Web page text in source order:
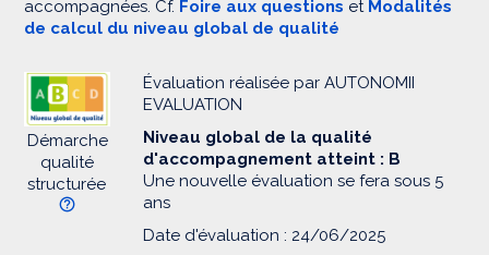
accompagnées. Cf. Foire aux questions et Modalités
de calcul du niveau global de qualité
Démarche
qualité
structurée
Évaluation réalisée par AUTONOMII
EVALUATION
Niveau global de la qualité
d'accompagnement atteint : B
Une nouvelle évaluation se fera sous 5
ans
Date d'évaluation : 24/06/2025